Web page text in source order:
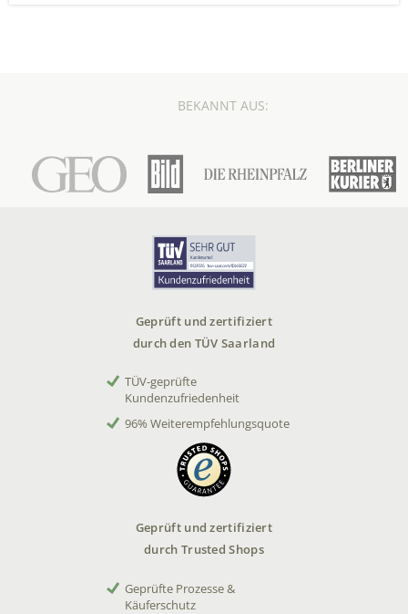
BEKANNT AUS:
Geprüft und zertifiziert
durch den TÜV Saarland
TÜV-geprüfte
Kundenzufriedenheit
96% Weiterempfehlungsquote
Geprüft und zertifiziert
durch Trusted Shops
Geprüfte Prozesse &
Käuferschutz